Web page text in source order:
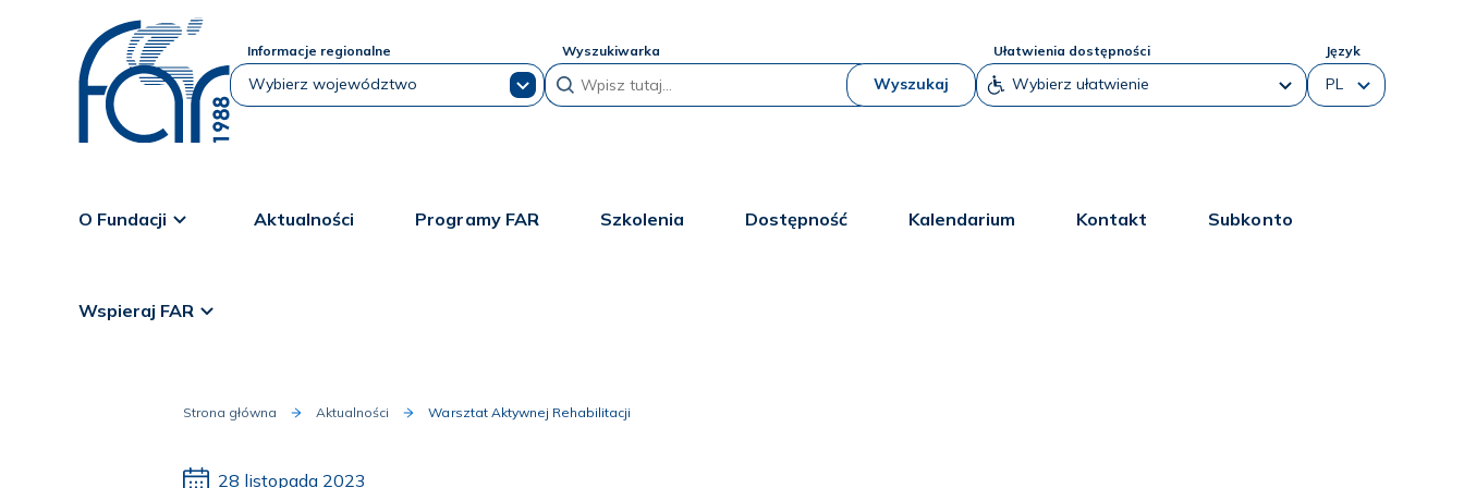
Informacje regionalne Wyszukiwarka
Wyszukaj
Ułatwienia dostępności Język
O Fundacji Aktualności Programy FAR Szkolenia Dostępność Kalendarium Kontakt Subkonto
Wspieraj FAR
Strona główna Aktualności Warsztat Aktywnej Rehabilitacji
28 listopada 2023